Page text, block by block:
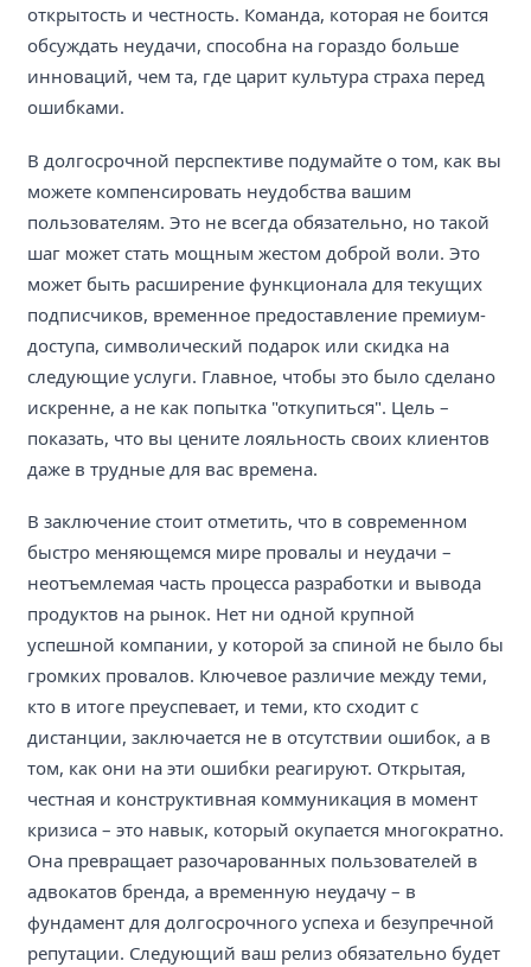
открытость и честность. Команда, которая не боится
обсуждать неудачи, способна на гораздо больше
инноваций, чем та, где царит культура страха перед
ошибками.
В долгосрочной перспективе подумайте о том, как вы
можете компенсировать неудобства вашим
пользователям. Это не всегда обязательно, но такой
шаг может стать мощным жестом доброй воли. Это
может быть расширение функционала для текущих
подписчиков, временное предоставление премиум-
доступа, символический подарок или скидка на
следующие услуги. Главное, чтобы это было сделано
искренне, а не как попытка "откупиться". Цель –
показать, что вы цените лояльность своих клиентов
даже в трудные для вас времена.
В заключение стоит отметить, что в современном
быстро меняющемся мире провалы и неудачи –
неотъемлемая часть процесса разработки и вывода
продуктов на рынок. Нет ни одной крупной
успешной компании, у которой за спиной не было бы
громких провалов. Ключевое различие между теми,
кто в итоге преуспевает, и теми, кто сходит с
дистанции, заключается не в отсутствии ошибок, а в
том, как они на эти ошибки реагируют. Открытая,
честная и конструктивная коммуникация в момент
кризиса – это навык, который окупается многократно.
Она превращает разочарованных пользователей в
адвокатов бренда, а временную неудачу – в
фундамент для долгосрочного успеха и безупречной
репутации. Следующий ваш релиз обязательно будет